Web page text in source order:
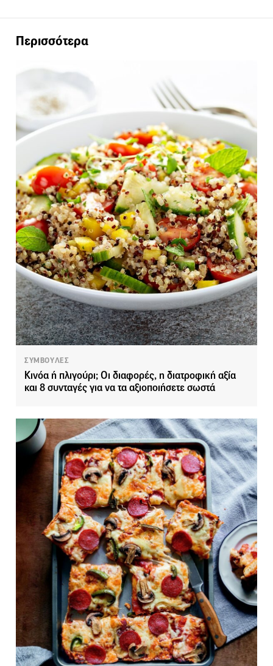
Περισσότερα
ΣΥΜΒΟΥΛΕΣ
Κινόα ή πλιγούρι; Οι διαφορές, η διατροφική αξία
και 8 συνταγές για να τα αξιοποιήσετε σωστά